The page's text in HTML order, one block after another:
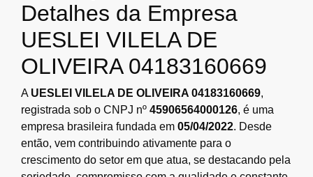
Detalhes da Empresa
UESLEI VILELA DE
OLIVEIRA 04183160669
A UESLEI VILELA DE OLIVEIRA 04183160669,
registrada sob o CNPJ nº 45906564000126, é uma
empresa brasileira fundada em 05/04/2022. Desde
então, vem contribuindo ativamente para o
crescimento do setor em que atua, se destacando pela